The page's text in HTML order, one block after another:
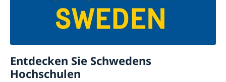
des internationalen Privat- und
Verfahrensrechtes des jeweiligen Landes. Laut
seinem letzten gewöhnlichen Aufenthalt das
Recht des Staates Anwendung, dessen
Staatsbürgerschaft der Erblasser besaß.
Entdecken Sie Schwedens
Hochschulen